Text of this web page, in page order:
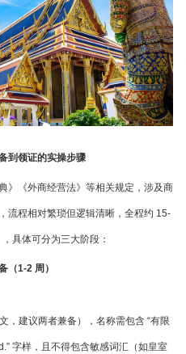
到领证的实操步骤
》《外商经营法》等相关规定，涉及商
流程相对繁琐但逻辑清晰，全程约 15-
具体可分为三大阶段：
（1-2 周）
，建议两者兼备），名称需包含 “有限
字样，且不得包含敏感词汇（如皇室